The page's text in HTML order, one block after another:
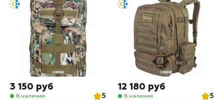
3 150 руб
В наличии
5
12 180 руб
В наличии
5